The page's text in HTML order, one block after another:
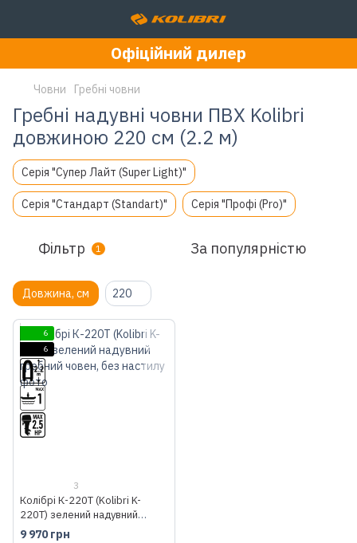
Офіційний дилер
Човни Гребні човни
Гребні надувні човни ПВХ Kolibri
довжиною 220 см (2.2 м)
Серія "Супер Лайт (Super Light)"
Серія "Стандарт (Standart)" Серія "Профі (Pro)"
Фільтр 1 За популярністю
Довжина, см 220
6
6
3
Колібрі К-220Т (Kolibri K-
220T) зелений надувний
гребний човен, без настилу
9 970 грн